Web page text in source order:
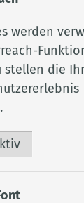
werden
stellen die